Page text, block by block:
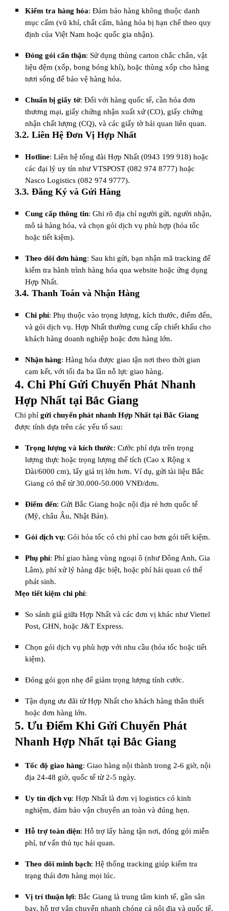
Kiểm tra hàng hóa: Đảm bảo hàng không thuộc danh
mục cấm (vũ khí, chất cấm, hàng hóa bị hạn chế theo quy
định của Việt Nam hoặc quốc gia nhận).
Đóng gói cẩn thận: Sử dụng thùng carton chắc chắn, vật
liệu đệm (xốp, bong bóng khí), hoặc thùng xốp cho hàng
tươi sống để bảo vệ hàng hóa.
Chuẩn bị giấy tờ: Đối với hàng quốc tế, cần hóa đơn
thương mại, giấy chứng nhận xuất xứ (CO), giấy chứng
nhận chất lượng (CQ), và các giấy tờ hải quan liên quan.
3.2. Liên Hệ Đơn Vị Hợp Nhất
Hotline: Liên hệ tổng đài Hợp Nhất (0943 199 918) hoặc
các đại lý uy tín như VTSPOST (082 974 8777) hoặc
Nasco Logistics (082 974 9777).
3.3. Đăng Ký và Gửi Hàng
Cung cấp thông tin: Ghi rõ địa chỉ người gửi, người nhận,
mô tả hàng hóa, và chọn gói dịch vụ phù hợp (hỏa tốc
hoặc tiết kiệm).
Theo dõi đơn hàng: Sau khi gửi, bạn nhận mã tracking để
kiểm tra hành trình hàng hóa qua website hoặc ứng dụng
Hợp Nhất.
3.4. Thanh Toán và Nhận Hàng
Chi phí: Phụ thuộc vào trọng lượng, kích thước, điểm đến,
và gói dịch vụ. Hợp Nhất thường cung cấp chiết khấu cho
khách hàng doanh nghiệp hoặc đơn hàng lớn.
Nhận hàng: Hàng hóa được giao tận nơi theo thời gian
cam kết, với tối đa ba lần nỗ lực giao hàng.
4. Chi Phí Gửi Chuyển Phát Nhanh
Hợp Nhất tại Bắc Giang
Chi phígửi chuyển phát nhanh Hợp Nhất tại Bắc Giang
được tính dựa trên các yếu tố sau:
Trọng lượng và kích thước: Cước phí dựa trên trọng
lượng thực hoặc trọng lượng thể tích (Cao x Rộng x
Dài/6000 cm), lấy giá trị lớn hơn. Ví dụ, gửi tài liệu Bắc
Giang có thể từ 30.000-50.000 VNĐ/đơn.
Điểm đến: Gửi Bắc Giang hoặc nội địa rẻ hơn quốc tế
(Mỹ, châu Âu, Nhật Bản).
Gói dịch vụ: Gói hỏa tốc có chi phí cao hơn gói tiết kiệm.
Phụ phí: Phí giao hàng vùng ngoại ô (như Đông Anh, Gia
Lâm), phí xử lý hàng đặc biệt, hoặc phí hải quan có thể
phát sinh.
Mẹo tiết kiệm chi phí:
So sánh giá giữa Hợp Nhất và các đơn vị khác như Viettel
Post, GHN, hoặc J&T Express.
Chọn gói dịch vụ phù hợp với nhu cầu (hỏa tốc hoặc tiết
kiệm).
Đóng gói gọn nhẹ để giảm trọng lượng tính cước.
Tận dụng ưu đãi từ Hợp Nhất cho khách hàng thân thiết
hoặc đơn hàng lớn.
5. Ưu Điểm Khi Gửi Chuyển Phát
Nhanh Hợp Nhất tại Bắc Giang
Tốc độ giao hàng: Giao hàng nội thành trong 2-6 giờ, nội
địa 24-48 giờ, quốc tế từ 2-5 ngày.
Uy tín dịch vụ: Hợp Nhất là đơn vị logistics có kinh
nghiệm, đảm bảo vận chuyển an toàn và đúng hẹn.
Hỗ trợ toàn diện: Hỗ trợ lấy hàng tận nơi, đóng gói miễn
phí, tư vấn thủ tục hải quan.
Theo dõi minh bạch: Hệ thống tracking giúp kiểm tra
trạng thái đơn hàng mọi lúc.
Vị trí thuận lợi: Bắc Giang là trung tâm kinh tế, gần sân
bay, hỗ trợ vận chuyển nhanh chóng cả nội địa và quốc tế.